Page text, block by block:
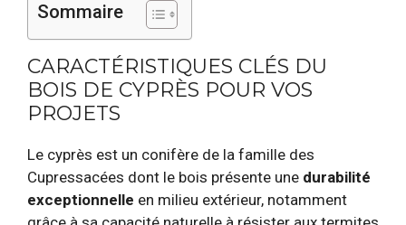
Sommaire
CARACTÉRISTIQUES CLÉS DU
BOIS DE CYPRÈS POUR VOS
PROJETS
Le cyprès est un conifère de la famille des
Cupressacées dont le bois présente une durabilité
exceptionnelle en milieu extérieur, notamment